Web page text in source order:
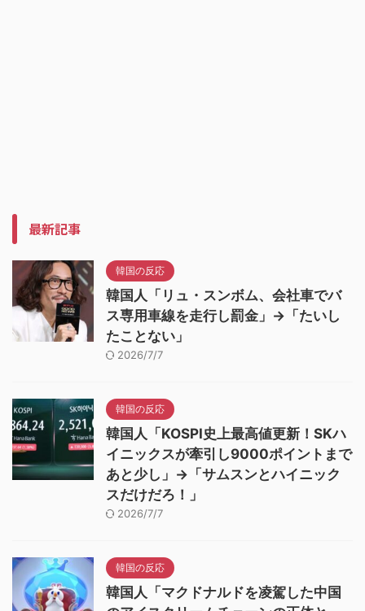
最新記事
韓国の反応
韓国人「リュ・スンボム、会社車でバ
ス専用車線を走行し罰金」→「たいし
たことない」
2026/7/7
韓国の反応
韓国人「KOSPI史上最高値更新！SKハ
イニックスが牽引し9000ポイントまで
あと少し」→「サムスンとハイニック
スだけだろ！」
2026/7/7
韓国の反応
韓国人「マクドナルドを凌駕した中国